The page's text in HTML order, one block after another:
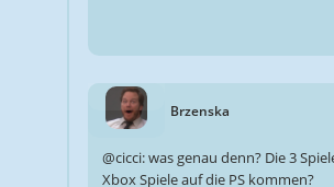
Brzenska
@cicci: was genau denn? Die 3
Xbox Spiele auf die PS kommen?